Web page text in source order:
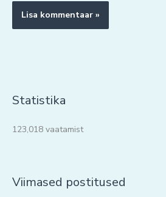
Statistika
123,018 vaatamist
Viimased postitused